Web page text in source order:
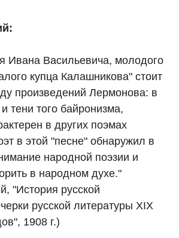
Ивана Васильевича, молодого
купца Калашникова" стоит
произведений Лермонова: в
тени того байронизма,
в других поэмах
в этой "песне" обнаружил в
народной поэзии и
в народном духе."
"История русской
русской литературы XIX
1908 г.)